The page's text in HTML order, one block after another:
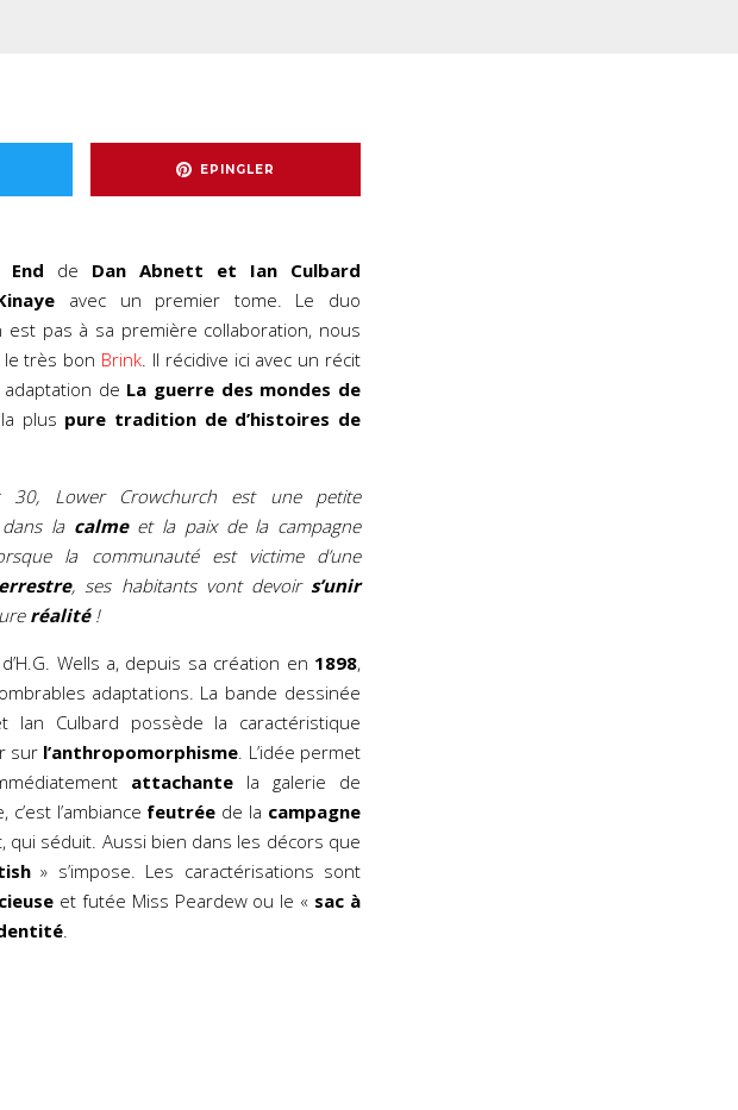
EPINGLER
End de Dan Abnett et Ian Culbard
avec un premier tome. Le duo
est pas à sa première collaboration, nous
le très bon Brink. Il récidive ici avec un récit
de La guerre des mondes de
plus pure tradition de d’histoires de
30, Lower Crowchurch est une petite
la calmeet la paix de la campagne
la communauté est victime d’une
, ses habitants vont devoirs’unir
réalité!
Wells a, depuis sa création en 1898,
adaptations. La bande dessinée
Ian Culbard possède la caractéristique
sur l’anthropomorphisme. L’idée permet
attachante la galerie de
l’ambiance feutrée de la campagne
qui séduit. Aussi bien dans les décors que
» s’impose. Les caractérisations sont
et futée Miss Peardew ou le « sac à
.